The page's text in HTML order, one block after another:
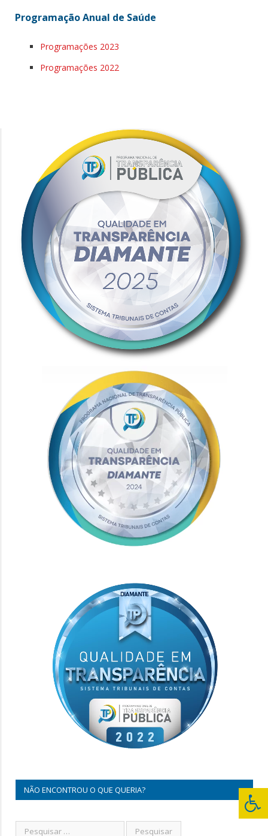
Programação Anual de Saúde
Programações 2023
Programações 2022
NÃO ENCONTROU O QUE QUERIA?